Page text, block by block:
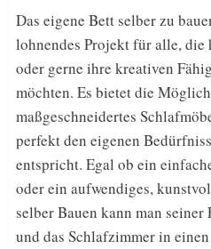
Das eigene Bett selber zu
lohnendes Projekt für alle,
oder gerne ihre kreativen
möchten. Es bietet die
maßgeschneidertes
perfekt den eigenen
entspricht. Egal ob ein
oder ein aufwendiges,
selber Bauen kann man
und das Schlafzimmer in